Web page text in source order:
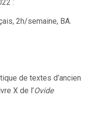
:
2h/semaine, BA.
de textes d’ancien
X de l’Ovide